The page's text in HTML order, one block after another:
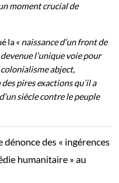
moment crucial de
la « naissance d’un front de
l’unique voie pour
colonialisme abject,
pires exactions qu’il a
siècle contre le peuple
dénonce des « ingérences
humanitaire » au